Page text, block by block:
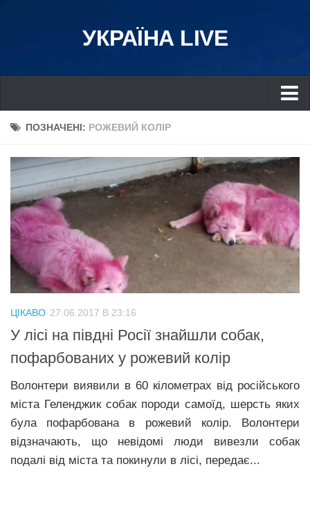
УКРАЇНА LIVE
Україна
Львів
Івано-Франківськ
Харків
Донбас
Одеса
Схід
Прикарпаття
Економіка
Політика
Світ
Цікаво
Наука
ПОЗНАЧЕНІ: РОЖЕВИЙ КОЛІР
ЦІКАВО 27.06.2017 В 23:16
У лісі на півдні Росії знайшли собак,
пофарбованих у рожевий колір
Волонтери виявили в 60 кілометрах від російського
міста Геленджик собак породи самоїд, шерсть яких
була пофарбована в рожевий колір. Волонтери
відзначають, що невідомі люди вивезли собак
подалі від міста та покинули в лісі, передає...